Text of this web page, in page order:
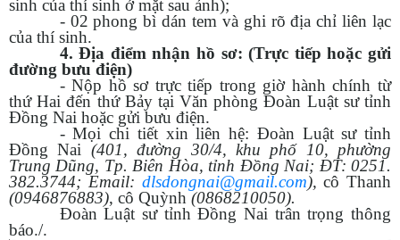
sinh của thí sinh ở mặt sau ảnh);
- 02 phong bì dán tem và ghi rõ địa chỉ liên lạc
của thí sinh.
4. Địa điểm nhận hồ sơ: (Trực tiếp hoặc gửi
đường bưu điện)
- Nộp hồ sơ trực tiếp trong giờ hành chính từ
thứ Hai đến thứ Bảy tại Văn phòng Đoàn Luật sư tỉnh
Đồng Nai hoặc gửi bưu điện.
- Mọi chi tiết xin liên hệ: Đoàn Luật sư tỉnh
Đồng Nai (401, đường 30/4, khu phố 10, phường
Trung Dũng, Tp. Biên Hòa, tỉnh Đồng Nai; ĐT: 0251.
382.3744; Email: dlsdongnai@gmail.com),cô Thanh
(0946876883), cô Quỳnh (0868210050).
Đoàn Luật sư tỉnh Đồng Nai trân trọng thông
báo./.